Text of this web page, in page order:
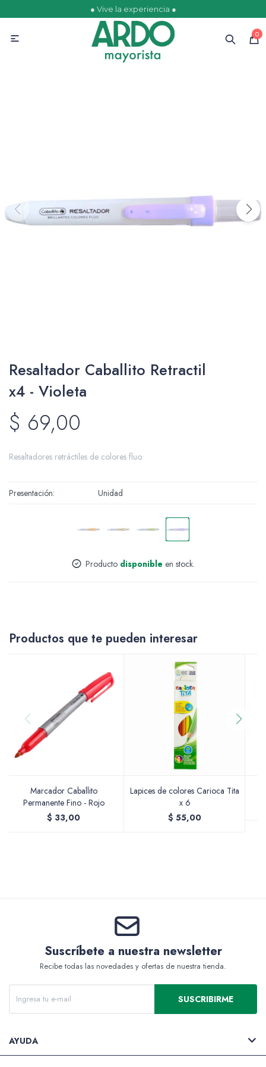
● Vive la experiencia ●
0

Resaltador Caballito Retractil
x4 - Violeta
$ 69,00
Resaltadores retráctiles de colores fluo.
Presentación Unidad
Producto disponible en stock.
Productos que te pueden interesar
Marcador Caballito
Permanente Fino - Rojo
$ 33,00
Lapices de colores Carioca Tita
x 6
$ 55,00
Suscríbete a nuestra newsletter
Recibe todas las novedades y ofertas de nuestra tienda.
SUSCRIBIRME
AYUDA
Ofertas Escolares
Papelería
Maquillaje
Perfumería
Pinturas
Pinceles
Packs